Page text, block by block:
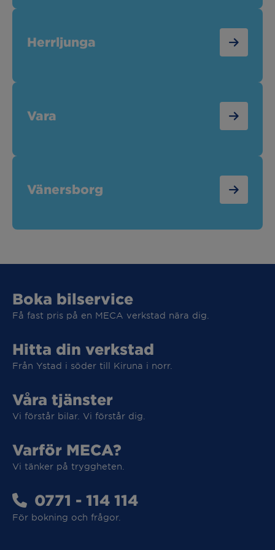
Vi tar hand om din elbil
Herrljunga
Vara
Vänersborg
Boka bilservice
Få fast pris på en MECA verkstad nära dig.
Hitta din verkstad
Från Ystad i söder till Kiruna i norr.
Våra tjänster
Vi förstår bilar. Vi förstår dig.
Varför MECA?
Vi tänker på tryggheten.
0771 - 114 114
För bokning och frågor.